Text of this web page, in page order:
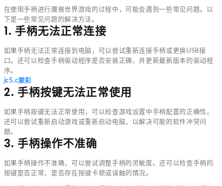
在使用手柄进行魔兽世界游戏的过程中，可能会遇到一些常见问题。以
下是一些常见问题的解决方法。
1. 手柄无法正常连接
如果手柄无法正常连接到电脑，可以尝试重新连接手柄或更换USB接
口。还可以检查手柄驱动程序是否安装正确，并更新最新版本的驱动程
序。
jc5.c聚彩
2. 手柄按键无法正常使用
如果手柄按键无法正常使用，可以检查游戏设置中手柄配置的正确性。
还可以尝试重新启动游戏或重新启动电脑，以解决可能的软件冲突问
题。
3. 手柄操作不准确
如果手柄操作不准确，可以尝试调整手柄的灵敏度。还可以检查手柄的
按键是否正常，是否存在按键卡顿或误触的情况。